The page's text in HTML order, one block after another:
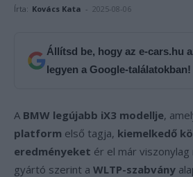
Írta: Kovács Kata - 2025-08-06
Állítsd be, hogy az e-cars.hu
legyen a Google-találatokban!
A BMW legújabb iX3 modellje,
platform első tagja, kiemelkedő
eredményeket ér el már
gyártó szerint a WLTP-szabvány